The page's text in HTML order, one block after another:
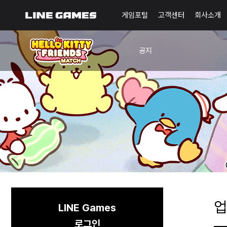
게임포털 고객센터 회사소개
공지
공지사항
업데이트
LINE Games
로그인